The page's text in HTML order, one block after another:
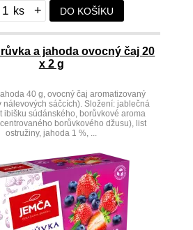
+ DO KOŠÍKU
a jahoda ovocný čaj 20
x 2 g
40 g, ovocný čaj aromatizovaný
nálevových sáčcích). Složení: jablečná
ibišku súdánského, borůvkové aroma
borůvkového džusu), list
ostružiny, jahoda 1 %, ...